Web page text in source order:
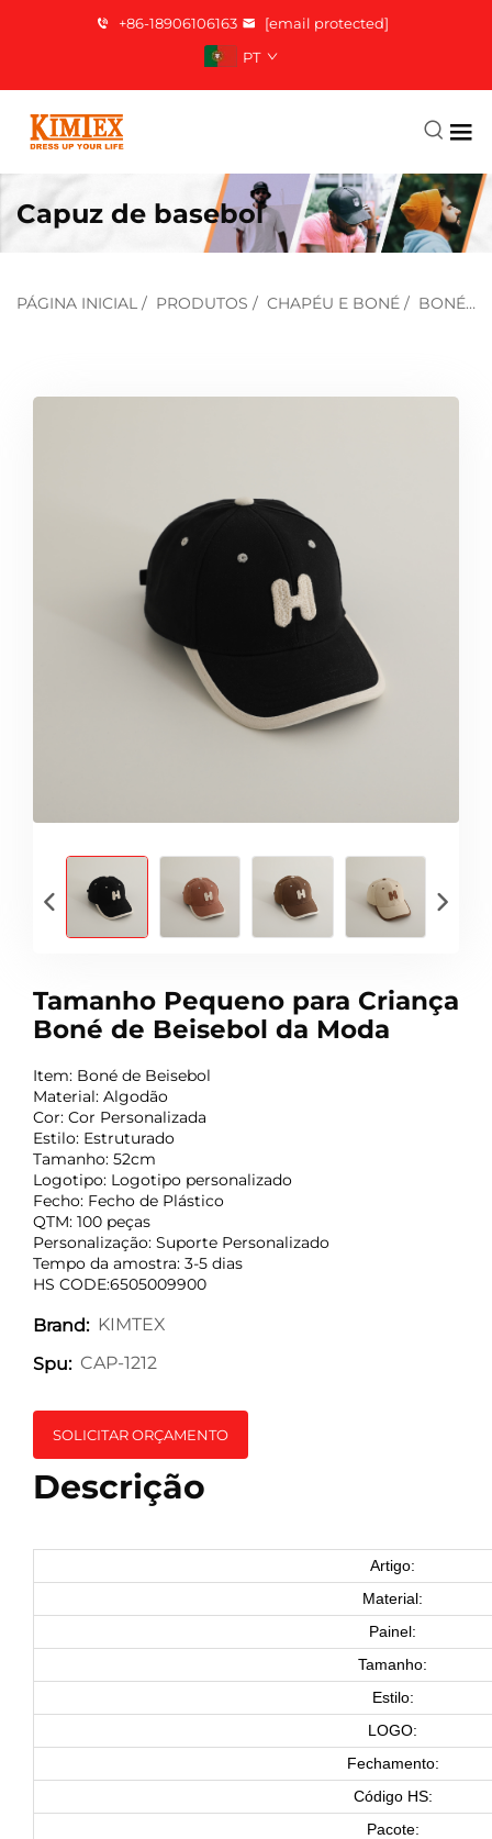
+86-18906106163
[email protected]
PT
Capuz de basebol
PÁGINA INICIAL / PRODUTOS / CHAPÉU E BONÉ / BONÉ DE BEISEBOL
Tamanho Pequeno para Criança
Boné de Beisebol da Moda
Item: Boné de Beisebol
Material: Algodão
Cor: Cor Personalizada
Estilo: Estruturado
Tamanho: 52cm
Logotipo: Logotipo personalizado
Fecho: Fecho de Plástico
QTM: 100 peças
Personalização: Suporte Personalizado
Tempo da amostra: 3-5 dias
HS CODE:6505009900
Brand: KIMTEX
Spu: CAP-1212
SOLICITAR ORÇAMENTO
Descrição
Artigo:
Material:
Painel:
Tamanho:
Estilo:
LOGO:
Fechamento:
Código HS:
Pacote: